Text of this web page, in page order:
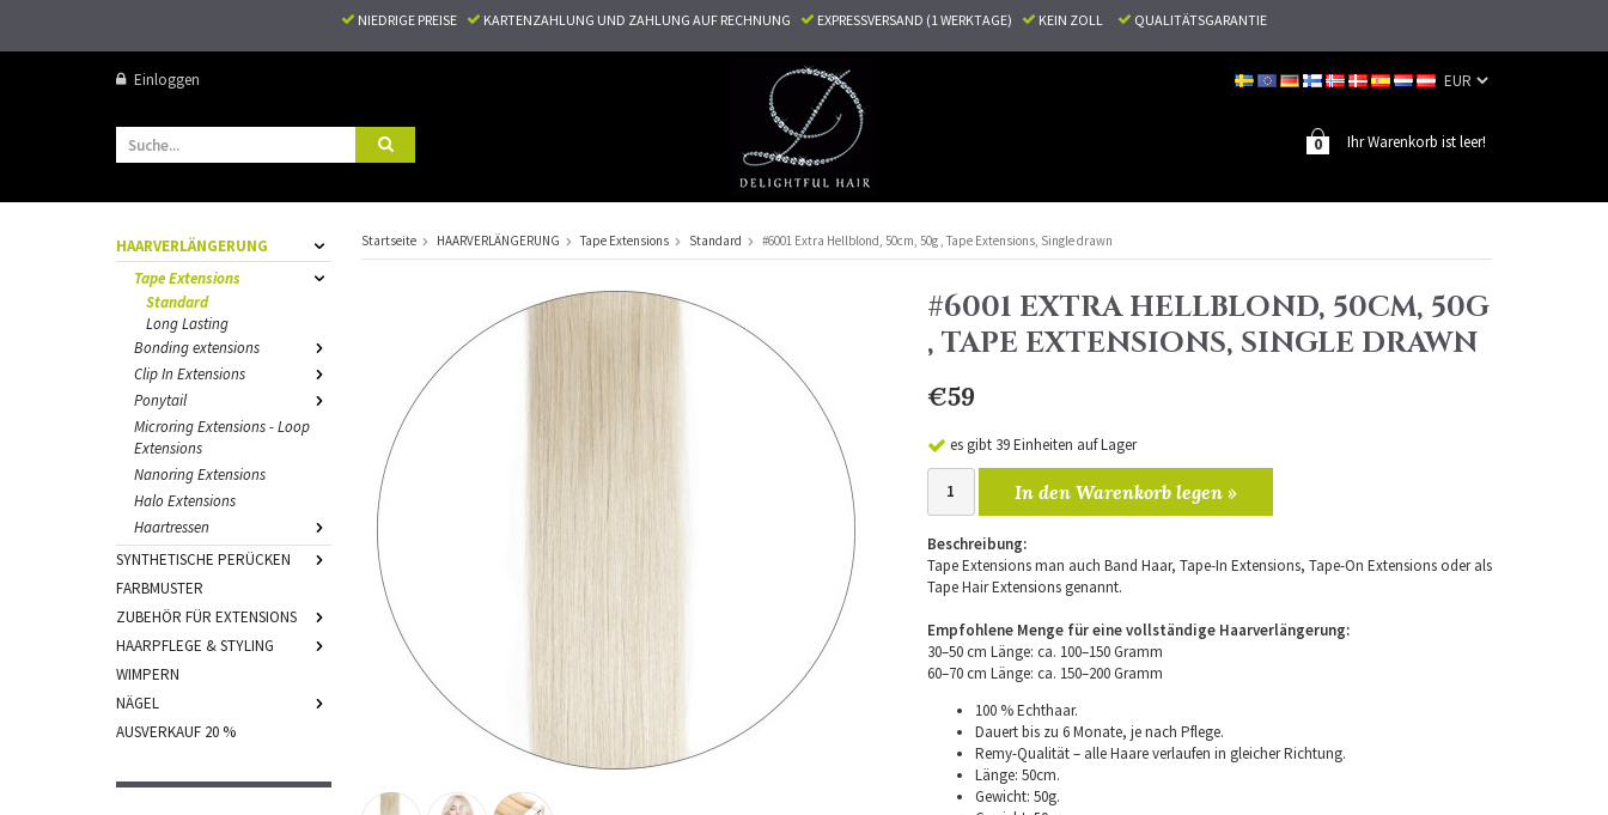
NIEDRIGE PREISE KARTENZAHLUNG UND ZAHLUNG AUF RECHNUNG EXPRESSVERSAND (1 WERKTAGE) KEIN ZOLL QUALITÄTSGARANTIE
Einloggen
Ihr Warenkorb ist leer!
0
HAARVERLÄNGERUNG
Tape Extensions
Standard
Long Lasting
Bonding extensions
Clip In Extensions
Ponytail
Microring Extensions - Loop
Extensions
Nanoring Extensions
Halo Extensions
Haartressen
SYNTHETISCHE PERÜCKEN
FARBMUSTER
ZUBEHÖR FÜR EXTENSIONS
HAARPFLEGE & STYLING
WIMPERN
NÄGEL
AUSVERKAUF 20 %
Startseite HAARVERLÄNGERUNG Tape Extensions Standard #6001 Extra Hellblond, 50cm, 50g , Tape Extensions, Single drawn
#6001 EXTRA HELLBLOND, 50CM, 50G
, TAPE EXTENSIONS, SINGLE DRAWN
€59
es gibt 39 Einheiten auf Lager
In den Warenkorb legen »
Beschreibung:
Tape Extensions man auch Band Haar, Tape-In Extensions, Tape-On Extensions oder als
Tape Hair Extensions genannt.
Empfohlene Menge für eine vollständige Haarverlängerung:
30–50 cm Länge: ca. 100–150 Gramm
60–70 cm Länge: ca. 150–200 Gramm
100 % Echthaar.
Dauert bis zu 6 Monate, je nach Pflege.
Remy-Qualität – alle Haare verlaufen in gleicher Richtung.
Länge: 50cm.
Gewicht: 50g.